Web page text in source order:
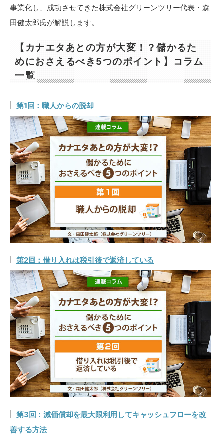
事業化し、成功させてきた株式会社グリーンツリー代表・森
田健太郎氏が解説します。
【カナエタあとの方が大変！？儲かるた
めにおさえるべき5つのポイント】コラム
一覧
第1回：職人からの脱却
第2回：借り入れは税引後で返済している
第3回：減価償却を最大限利用してキャッシュフローを改
善する方法